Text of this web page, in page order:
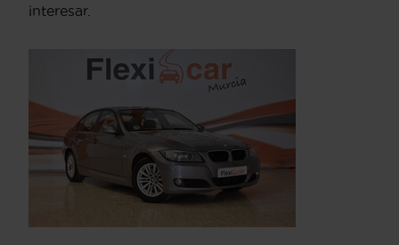
interesar.